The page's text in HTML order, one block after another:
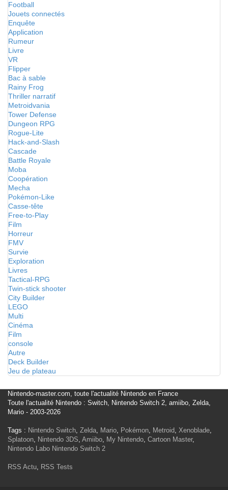
Football
Jouets connectés
Enquête
Application
Rumeur
Livre
VR
Flipper
Bac à sable
Rainy Frog
Thriller narratif
Metroidvania
Tower Defense
Dungeon RPG
Rogue-Lite
Hack-and-Slash
Cascade
Battle Royale
Moba
Coopération
Mecha
Pokémon-Like
Casse-tête
Free-to-Play
Film
Horreur
FMV
Survie
Exploration
Livres
Tactical-RPG
Twin-stick shooter
City Builder
LEGO
Multi
Cinéma
Film
console
Autre
Deck Builder
Jeu de plateau
Nintendo-master.com, toute l'actualité Nintendo en France
Toute l'actualité Nintendo : Switch, Nintendo Switch 2, amiibo, Zelda,
Mario - 2003-2026
Tags : Nintendo Switch, Zelda, Mario, Pokémon, Metroid, Xenoblade,
Splatoon, Nintendo 3DS, Amiibo, My Nintendo, Cartoon Master,
Nintendo Labo Nintendo Switch 2
RSS Actu, RSS Tests